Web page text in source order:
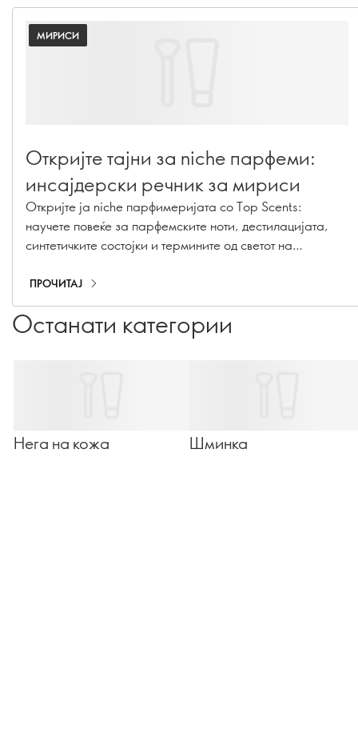
МИРИСИ
Откријте тајни за niche парфеми:
инсајдерски речник за мириси
Откријте ја niche парфимеријата со Top Scents:
научете повеќе за парфемските ноти, дестилацијата,
синтетичките состојки и термините од светот на
ПРОЧИТАЈ
Останати категории
Нега на кожа Шминка